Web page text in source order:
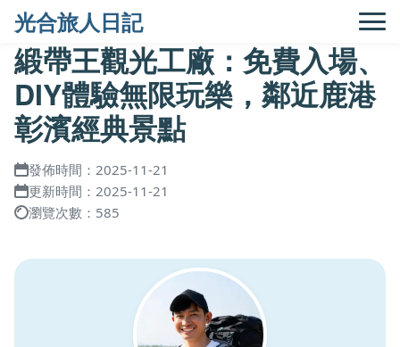
光合旅人日記
緞帶王觀光工廠：免費入場、
DIY體驗無限玩樂，鄰近鹿港
彰濱經典景點
發佈時間：2025-11-21
更新時間：2025-11-21
瀏覽次數：585